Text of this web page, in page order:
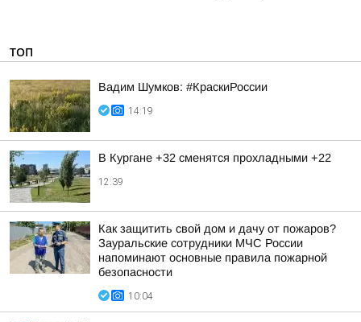
ТОП
Вадим Шумков: #КраскиРоссии
14:19
В Кургане +32 сменятся прохладными +22
12:39
Как защитить свой дом и дачу от пожаров?
Зауральские сотрудники МЧС России
напоминают основные правила пожарной
безопасности
10:04